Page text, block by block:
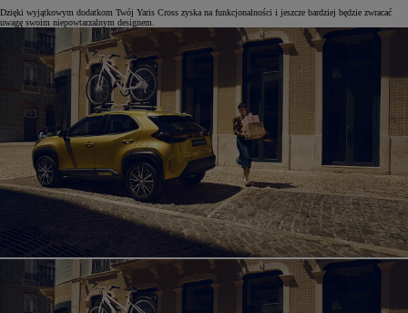
Dzięki wyjątkowym dodatkom Twój Yaris Cross zyska na funkcjonalności i jeszcze bardziej będzie zwracać
uwagę swoim niepowtarzalnym designem.